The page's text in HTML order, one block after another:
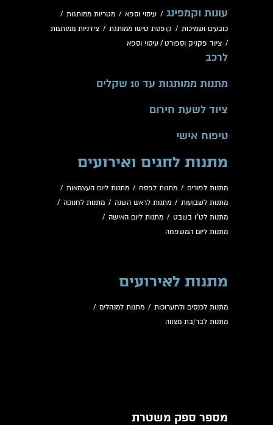
עונות וקמפינג / עיסוי וספא / מטריות ממותגות /
כובעים ושמיכות / קופסת טישו ממותגת / צידניות ממותגות
/ ציוד פקניק וספורט / עיסוי וספא
לרכב
מתנות ממותגות עד 10 שקלים
ציוד לשעת חירום
טיפוח אישי
מתנות לחגים ואירועים
מתנות לפורים / מתנות לפסח / מתנות ליום העצמאות /
מתנות לשבועות / מתנות לראש השנה / מתנות לחנוכה /
מתנות לט"ו בשבט / מתנות ליום האישה /
מתנות ליום המשפחה
מתנות לאירועים
מתנות לכנסים ולתערוכות / מתנות למנהלים /
מתנות לבר/בת מצווה
מספר ספק משטרת